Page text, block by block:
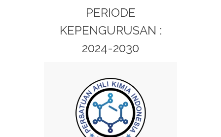
PERIODE
KEPENGURUSAN :
2024-2030